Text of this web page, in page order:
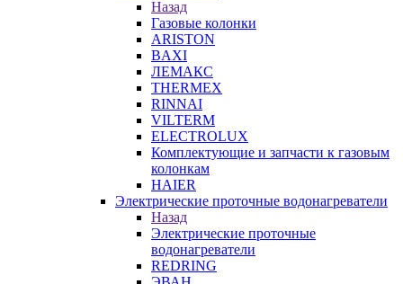
Назад
Газовые колонки
ARISTON
BAXI
ЛЕМАКС
THERMEX
RINNAI
VILTERM
ELECTROLUX
Комплектующие и запчасти к газовым
колонкам
HAIER
Электрические проточные водонагреватели
Назад
Электрические проточные
водонагреватели
REDRING